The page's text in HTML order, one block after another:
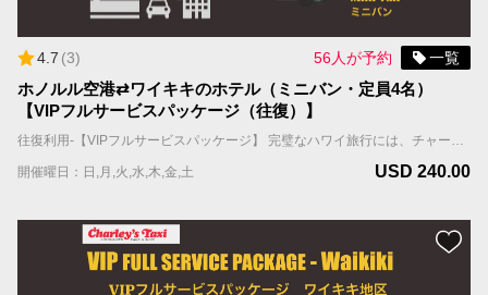
4.7 (3) 56人が予約 一覧
ホノルル空港⇄ワイキキのホテル（ミニバン・定員4名）
【VIPフルサービスパッケージ（往復）】
往復利用-【VIPフルサービスパッケージ】 完璧なハワイ旅行には、チャーリーズタクシーの【VIPフルサービスパッケージ】がお勧めです。お客様を担当するドライバーは往復とも事前にアサインされ、到着日は、担当ドライバーはお客様のお名前を表示したサインを持ってお出迎えし、待機しているタクシーまでご案内します。 国際線到着の場合；担当ドライバーはFIT出口（個人出口）を出たところで、お客様の名前を表示したサインを持ってお待ちしています。 国内線到着の場合；担当ドライバーはお客様の利用便の荷物ターンテーブルの辺りで、お客様の名前を表示したサインを持ってお待ちしています。 ホテルへの移動中に、お帰りの時間を記載したリマインダーカードをお渡しします。 ＊当サービスはお客様全員が同じ航空便で到着される前提です。同じ時間帯の異なる航空便で到着される場合は到着時間の遅い便をご記入ください。 車両＆乗車案内 ・車種：ミニバン ・乗車人数：4名まで（乳幼児含む） ・機内持ち込み手荷物（ハンドバッグ、機内持ち込み用キャリーバッグなど）の数：車両1台につき合計4個まで ・お預け手荷物（スーツケース、折り畳みの車椅子やベビーカーなど）＋大型荷物（自転車、ゴルフバッグ、サーフボードなど）の数：車両1台につき合計4個まで。 ＊大型荷物には超過料金がかかりますので、追加オプションよりお選びください。大型荷物の上限は2個までとなります。
開催曜日：日,月,火,水,木,金,土 USD 240.00